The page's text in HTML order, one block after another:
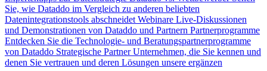
Sie, wie Dataddo im Vergleich zu anderen beliebten
Datenintegrationstools abschneidet Webinare Live-Diskussionen
und Demonstrationen von Dataddo und Partnern Partnerprogramme
Entdecken Sie die Technologie- und Beratungspartnerprogramme
von Dataddo Strategische Partner Unternehmen, die Sie kennen und
denen Sie vertrauen und deren Lösungen unsere ergänzen